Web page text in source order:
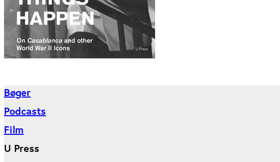
Bøger
Podcasts
Film
U Press